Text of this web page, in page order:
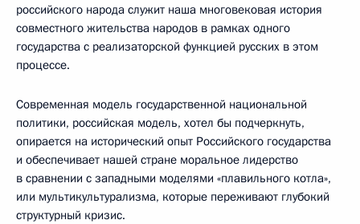
российского народа служит наша многовековая история
совместного жительства народов в рамках одного
государства с реализаторской функцией русских в этом
процессе.
Современная модель государственной национальной
политики, российская модель, хотел бы подчеркнуть,
опирается на исторический опыт Российского государства
и обеспечивает нашей стране моральное лидерство
в сравнении с западными моделями «плавильного котла»,
или мультикультурализма, которые переживают глубокий
структурный кризис.